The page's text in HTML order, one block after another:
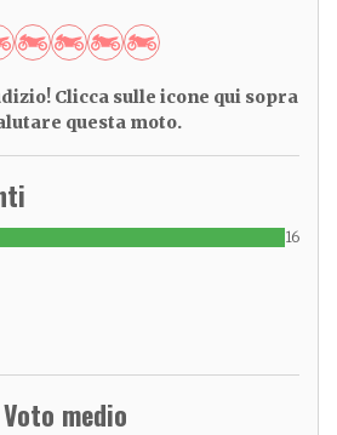
Clicca sulle icone qui sopra
questa moto.
16
Voto medio